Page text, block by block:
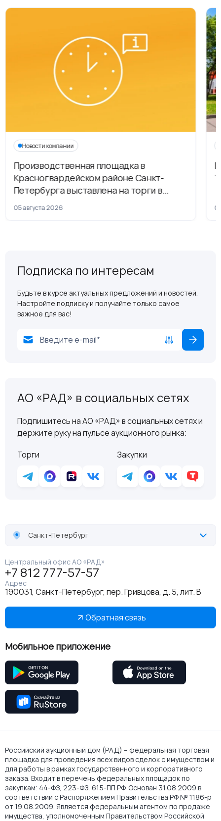
Новости компании
Производственная площадка в
Красногвардейском районе Санкт-
Петербурга выставлена на торги в
рамках приватизации
05 августа 2026
Подписка по интересам
Будьте в курсе актуальных предложений и новостей.
Настройте подписку и получайте только самое
важное для вас!
АО «РАД» в социальных сетях
Подпишитесь на АО «РАД» в социальных сетях и
держите руку на пульсе аукционного рынка:
Торги
Закупки
Санкт-Петербург
Центральный офис АО «РАД»
+7 812 777-57-57
Адрес
190031, Санкт-Петербург, пер. Гривцова, д. 5, лит. В
Обратная связь
Мобильное приложение
Российский аукционный дом (РАД) – федеральная торговая
площадка для проведения всех видов сделок с имуществом и
для работы в рамках государственного и корпоративного
заказа. Входит в перечень федеральных площадок по
закупкам: 44-ФЗ, 223-ФЗ, 615-ПП РФ. Основан 31.08.2009 в
соответствии с Распоряжением Правительства РФ № 1186-р
от 19.08.2009. Является федеральным агентом по продаже
имущества, уполномоченным Правительством Российской